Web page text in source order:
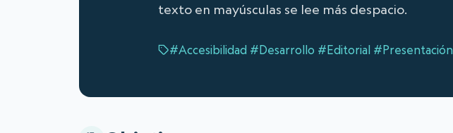
texto en mayúsculas se lee más despacio.
#Accesibilidad #Desarrollo #Editorial #Presentación